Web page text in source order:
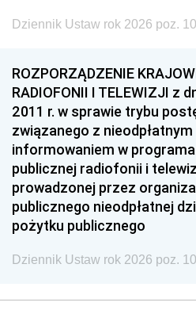
Dziennik Ustaw rok 2026 poz.
ROZPORZĄDZENIE
RADIOFONII I TELEWIZJI z
2011 r. w sprawie trybu
związanego z nieodpłatnym
informowaniem w
publicznej radiofonii i
prowadzonej przez
publicznego nieodpłatnej
pożytku publicznego
Dziennik Ustaw rok 2026 poz.